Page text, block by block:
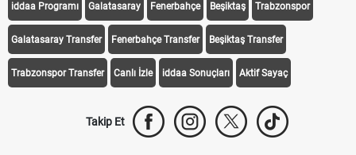
iddaa Programı Galatasaray Fenerbahçe Beşiktaş Trabzonspor
Galatasaray Transfer Fenerbahçe Transfer Beşiktaş Transfer
Trabzonspor Transfer Canlı İzle iddaa Sonuçları Aktif Sayaç
Takip Et